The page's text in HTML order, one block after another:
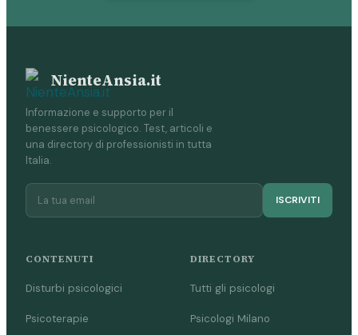
NienteAnsia.it
Informazione e supporto per il
benessere psicologico. Test, articoli e
una directory di professionisti in tutta
Italia.
ISCRIVITI
CONTENUTI
Disturbi psicologici
Psicoterapie
DIRECTORY
Tutti gli psicologi
Psicologi Milano